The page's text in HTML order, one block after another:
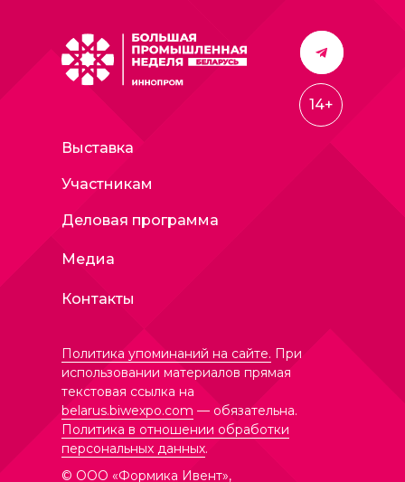
Политика упоминаний на сайте. При
использовании материалов прямая
текстовая ссылка на
belarus.biwexpo.com — обязательна.
Политика в отношении обработки
персональных данных.
© ООО «Формика Ивент»,
Выставка
Участникам
Деловая программа
Медиа
Контакты
14+